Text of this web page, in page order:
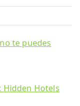
te puedes
Hidden Hotels